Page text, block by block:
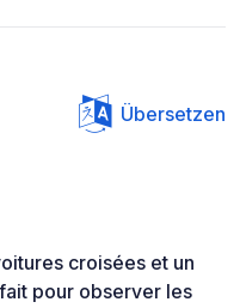
Übersetzen
croisées et un
pour observer les